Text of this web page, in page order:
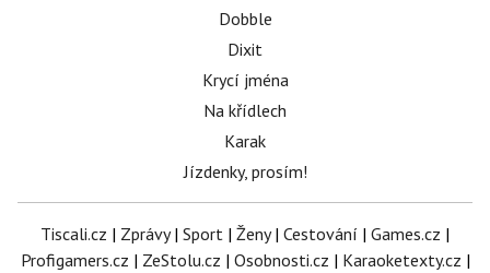
Dobble
Dixit
Krycí jména
Na křídlech
Karak
Jízdenky, prosím!
Tiscali.cz | Zprávy| Sport | Ženy| Cestování | Games.cz |
Profigamers.cz | ZeStolu.cz | Osobnosti.cz | Karaoketexty.cz |